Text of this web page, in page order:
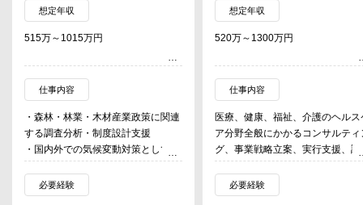
想定年収
515万～1015万円
仕事内容
・森林・林業・木材産業政策に関連
する調査分析・制度設計支援
・国内外での気候変動対策としての
森林保全・利用に関連する調査分
析・制度設計支援（海外での森林保
全・植林活動、市場メカニズムを通
必要経験
想定年収
520万～1300万円
仕事内容
医療、健康、福祉、介護のヘルス
ア分野全般にかかるコンサルティ
グ、事業戦略立案、実行支援、調
研究業務。ヘルスケアを、地域の
活者と社会を支え、価値を創る要
であると捉え、
必要経験